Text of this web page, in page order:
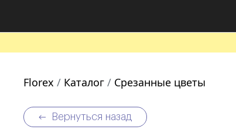
Florex Каталог Срезанные цветы
Вернуться назад